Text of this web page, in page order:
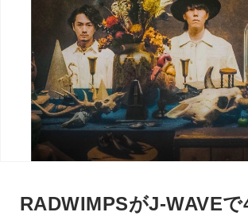
RADWIMPSがJ-WAVEで